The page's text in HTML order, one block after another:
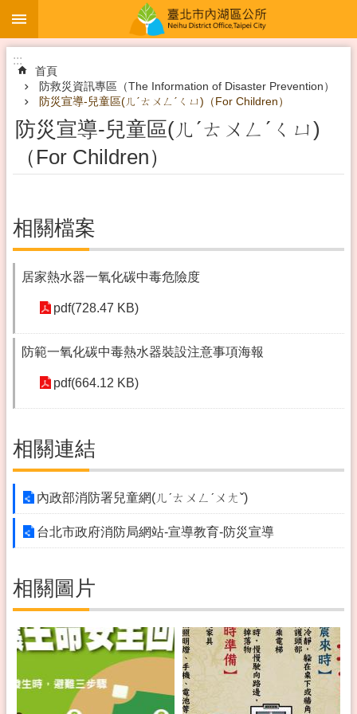
跳到主要內容區塊
:::
首頁
防救災資訊專區（The Information of Disaster Prevention）
防災宣導-兒童區(ㄦˊㄊㄨㄥˊㄑㄩ)（For Children）
防災宣導-兒童區(ㄦˊㄊㄨㄥˊㄑㄩ)
（For Children）
相關檔案
居家熱水器一氧化碳中毒危險度
pdf(728.47 KB)
防範一氧化碳中毒熱水器裝設注意事項海報
pdf(664.12 KB)
相關連結
內政部消防署兒童網(ㄦˊㄊㄨㄥˊㄨㄤˇ)
台北市政府消防局網站-宣導教育-防災宣導
相關圖片